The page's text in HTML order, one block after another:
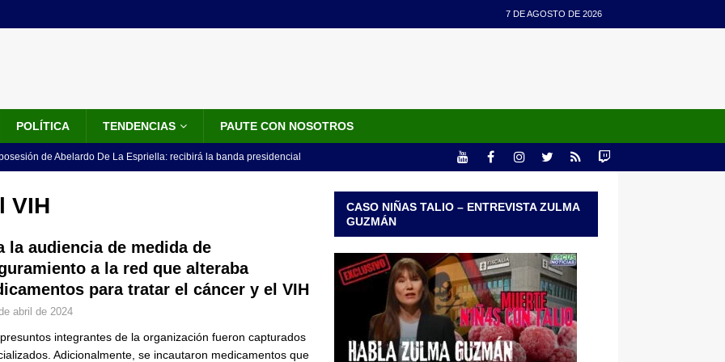
7 DE AGOSTO DE 2026
POLÍTICA TENDENCIAS PAUTE CON NOSOTROS
de Abelardo De La Espriella: recibirá la banda presidencial
no asistirá a la posesión de Abelardo de la Espriella y llama a
LO ÚLTIMO
de la banda presidencial que portará Abelardo De La
de un sastre colombiano reconocido en el mundo LO
Fiscalía amplía investigación por presunto lavado de activos y
VIH
la audiencia de medida de
a la red que alteraba
para tratar el cáncer y el VIH
abril de 2024
integrantes de la organización fueron capturados
Adicionalmente, se incautaron medicamentos que
CASO NIÑAS TALIO – ENTREVISTA ZULMA
GUZMÁN